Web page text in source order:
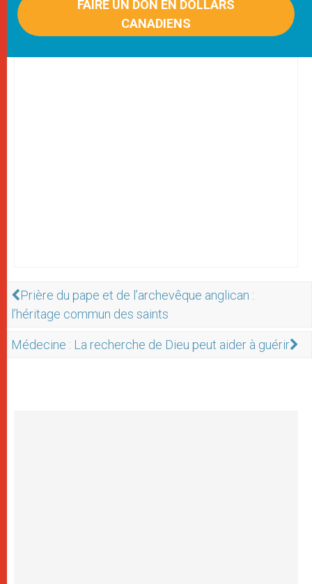
FAIRE UN DON EN DOLLARS
CANADIENS
Prière du pape et de l’archevêque anglican :
l’héritage commun des saints
Médecine : La recherche de Dieu peut aider à guérir